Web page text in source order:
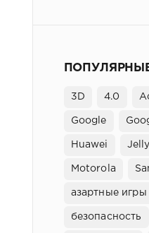
3D 4.0
Google
Huawei
Motorola
азартные игры
безопасность